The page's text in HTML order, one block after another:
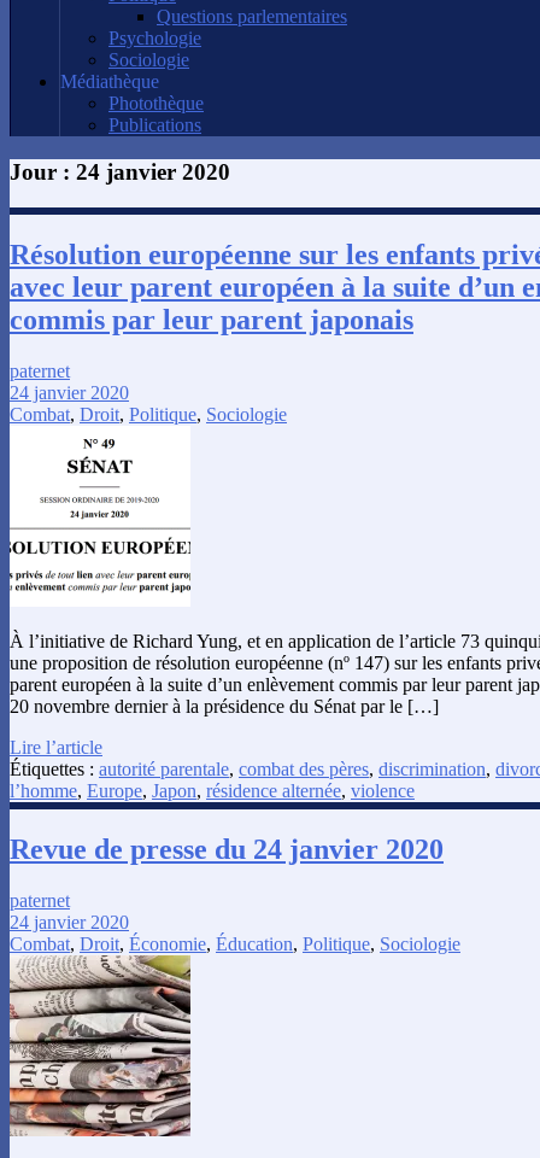
Questions parlementaires
Psychologie
Sociologie
Médiathèque
Photothèque
Publications
Jour : 24 janvier 2020
Résolution européenne sur les enfants
avec leur parent européen à la suite d’un
commis par leur parent japonais
paternet
24 janvier 2020
Combat, Droit, Politique, Sociologie
À l’initiative de Richard Yung, et en application de l’article 73
une proposition de résolution européenne (nº 147) sur les enfants
parent européen à la suite d’un enlèvement commis par leur parent
20 novembre dernier à la présidence du Sénat par le […]
Lire l’article
Étiquettes : autorité parentale, combat des pères, discrimination,
l’homme, Europe, Japon, résidence alternée, violence
Revue de presse du 24 janvier 2020
paternet
24 janvier 2020
Combat, Droit, Économie, Éducation, Politique, Sociologie